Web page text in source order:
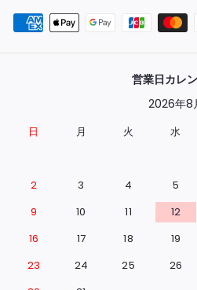
営業日カレ
2026年8
日 月 火 水
2
3 4 5
9
10 11 12
16
17 18 19
23
24 25 26